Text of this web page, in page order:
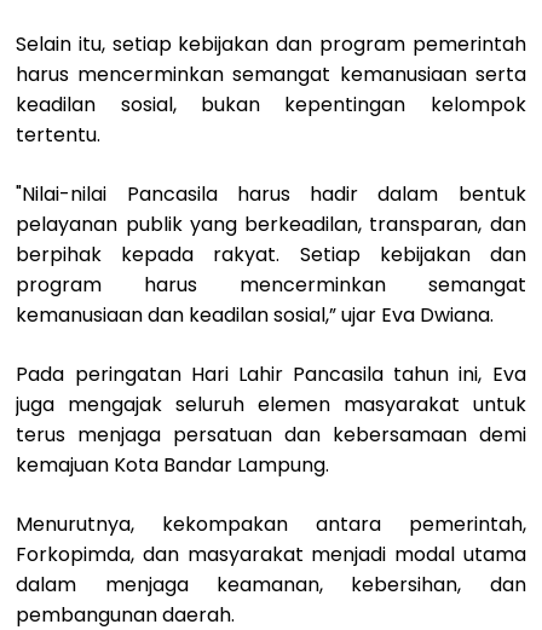
Selain itu, setiap kebijakan dan program pemerintah
harus mencerminkan semangat kemanusiaan serta
keadilan sosial, bukan kepentingan kelompok
tertentu.
"Nilai-nilai Pancasila harus hadir dalam bentuk
pelayanan publik yang berkeadilan, transparan, dan
berpihak kepada rakyat. Setiap kebijakan dan
program harus mencerminkan semangat
kemanusiaan dan keadilan sosial,” ujar Eva Dwiana.
Pada peringatan Hari Lahir Pancasila tahun ini, Eva
juga mengajak seluruh elemen masyarakat untuk
terus menjaga persatuan dan kebersamaan demi
kemajuan Kota Bandar Lampung.
Menurutnya, kekompakan antara pemerintah,
Forkopimda, dan masyarakat menjadi modal utama
dalam menjaga keamanan, kebersihan, dan
pembangunan daerah.